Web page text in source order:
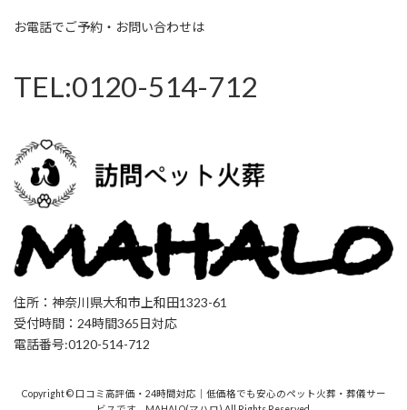
お電話でご予約・お問い合わせは
TEL:0120-514-712
住所：神奈川県大和市上和田1323-61
受付時間：24時間365日対応
電話番号:0120-514-712
Copyright © 口コミ高評価・24時間対応｜低価格でも安心のペット火葬・葬儀サー